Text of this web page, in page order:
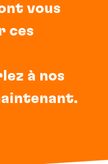
vous
ces
à nos